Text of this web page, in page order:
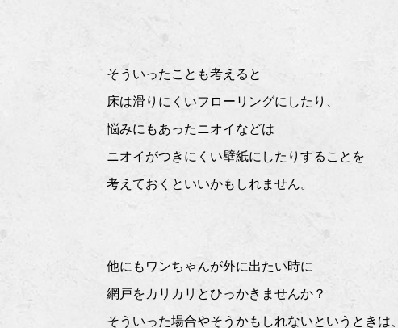
そういったことも考えると
床は滑りにくいフローリングにしたり、
悩みにもあったニオイなどは
ニオイがつきにくい壁紙にしたりすることを
考えておくといいかもしれません。
他にもワンちゃんが外に出たい時に
網戸をカリカリとひっかきませんか？
そういった場合やそうかもしれないというときは、